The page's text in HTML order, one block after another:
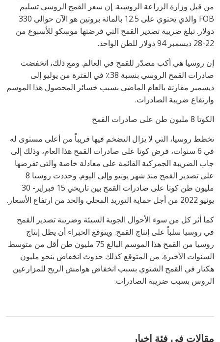
من قبل وزارة الزراعة الروسية. إن سعر القمح الروسي تسليم
FOB والذي يحتوي على 12.5 بالمائة بروتين هو الآن حوالي 330
دولار. تبلغ ضريبة تصدير القمح التي فرضتها موسكو للأسبوع من
22-28 ديسمبر 94 دولار للطن الواحد.
إن روسيا هي أكب مصدّر للقمح في العالم. ومع ذلك، انخفضت
صادرات القمح الروسي بنسبة 38٪ في الفترة من يوليو إلى
ديسمبر مقارنة بالعام الماضي بسبب خسائر المحصول هذا الموسم
وارتفاع ضريبة الصادرات.
الكوتا 8 مليون طن على صادرات القمح
تخطط روسيا، التي لا يزال التضخم فيها قريباً من أعلى مستوى له
في 6 سنوات، فرض كوتا على صادرات القمح هذا العام، وذلك إلى
جاب الضريبة الجمركية القائمة على معادلة خاصة والتي تفرضها
على تصدير القمح منذ شهر يونيو وإلى اليوم. وحددت روسيا 8
مليون طن كوتا على صادرات القمح بين تاريخي 15 فبراير- 30
يونيو 2022 من أجل حماية التوريد المحلي والحد من ارتفاع الأسعار.
كما أثر كل من سوء الأحوال الجوية السيئة وضريبة تصدير القمح
في روسيا سلباً على إنتاج القمح. ويتوقع الخبراء أن يظل إنتاج
روسيا من القمح هذا الموسم البالغ 75 مليون طن أقل من متوسط
السنوات الأخيرة. من المتوقع كذلك حدوث انخفاض بنحو مليون
هكتار في القمح الشتوي بسبب انخفاض هوامش الربح للمزارعين
الروس بسبب ضريبة الصادرات.
مقالات في فئة اخبار